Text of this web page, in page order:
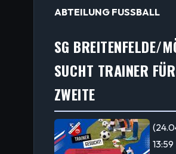
ABTEILUNG FUSSBALL
SG BREITENFELDE/
SUCHT TRAINER
ZWEITE